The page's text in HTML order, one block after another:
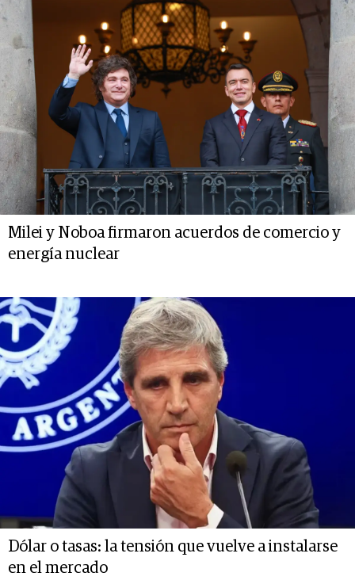
Milei y Noboa firmaron acuerdos de comercio y
energía nuclear
Dólar o tasas: la tensión que vuelve a instalarse
en el mercado